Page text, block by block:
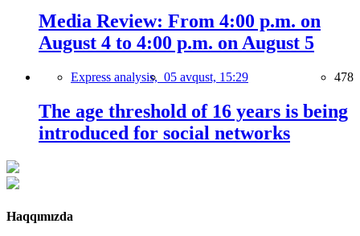
Media Review: From 4:00 p.m. on
August 4 to 4:00 p.m. on August 5
Express analysis, 05 avqust, 15:29 478
The age threshold of 16 years is being
introduced for social networks
Haqqımızda